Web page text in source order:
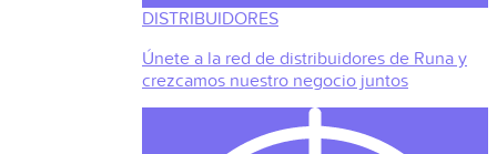
DISTRIBUIDORES
Únete a la red de distribuidores de Runa y
crezcamos nuestro negocio juntos